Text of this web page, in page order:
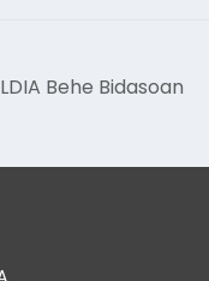
Behe Bidasoan